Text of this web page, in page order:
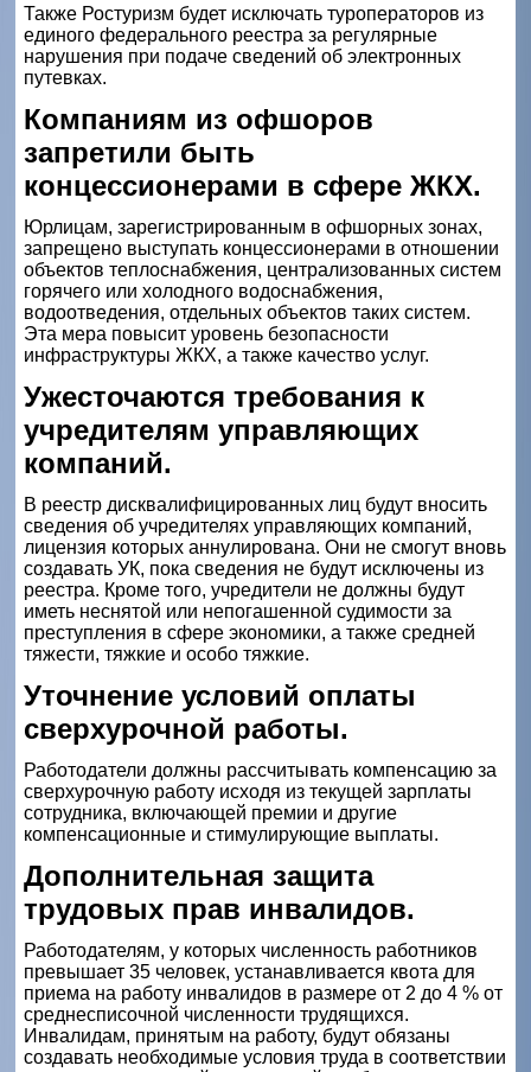
Также Ростуризм будет исключать туроператоров из
единого федерального реестра за регулярные
нарушения при подаче сведений об электронных
путевках.
Компаниям из офшоров
запретили быть
концессионерами в сфере ЖКХ.
Юрлицам, зарегистрированным в офшорных зонах,
запрещено выступать концессионерами в отношении
объектов теплоснабжения, централизованных систем
горячего или холодного водоснабжения,
водоотведения, отдельных объектов таких систем.
Эта мера повысит уровень безопасности
инфраструктуры ЖКХ, а также качество услуг.
Ужесточаются требования к
учредителям управляющих
компаний.
В реестр дисквалифицированных лиц будут вносить
сведения об учредителях управляющих компаний,
лицензия которых аннулирована. Они не смогут вновь
создавать УК, пока сведения не будут исключены из
реестра. Кроме того, учредители не должны будут
иметь неснятой или непогашенной судимости за
преступления в сфере экономики, а также средней
тяжести, тяжкие и особо тяжкие.
Уточнение условий оплаты
сверхурочной работы.
Работодатели должны рассчитывать компенсацию за
сверхурочную работу исходя из текущей зарплаты
сотрудника, включающей премии и другие
компенсационные и стимулирующие выплаты.
Дополнительная защита
трудовых прав инвалидов.
Работодателям, у которых численность работников
превышает 35 человек, устанавливается квота для
приема на работу инвалидов в размере от 2 до 4 % от
среднесписочной численности трудящихся.
Инвалидам, принятым на работу, будут обязаны
создавать необходимые условия труда в соответствии